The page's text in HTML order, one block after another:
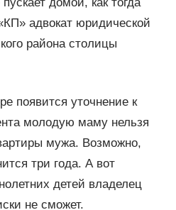
домой, как тогда
адвокат юридической
района столицы
появится уточнение к
молодую маму нельзя
мужа. Возможно,
три года. А вот
детей владелец
не сможет.